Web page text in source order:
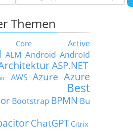
Themen
Active
ALM Android Android
ASP.NET
AWS Azure Azure
Best
Bootstrap BPMN Bu
ChatGPT Citrix